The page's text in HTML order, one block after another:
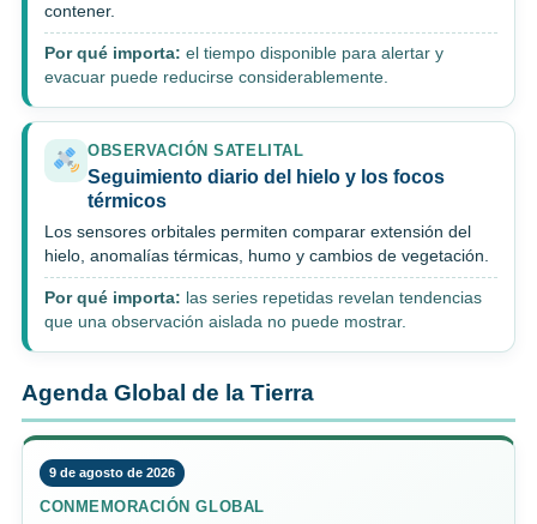
contener.
Por qué importa: el tiempo disponible para alertar y
evacuar puede reducirse considerablemente.
OBSERVACIÓN SATELITAL
Seguimiento diario del hielo y los focos
térmicos
Los sensores orbitales permiten comparar extensión del
hielo, anomalías térmicas, humo y cambios de vegetación.
Por qué importa: las series repetidas revelan tendencias
que una observación aislada no puede mostrar.
Agenda Global de la Tierra
9 de agosto de 2026
CONMEMORACIÓN GLOBAL